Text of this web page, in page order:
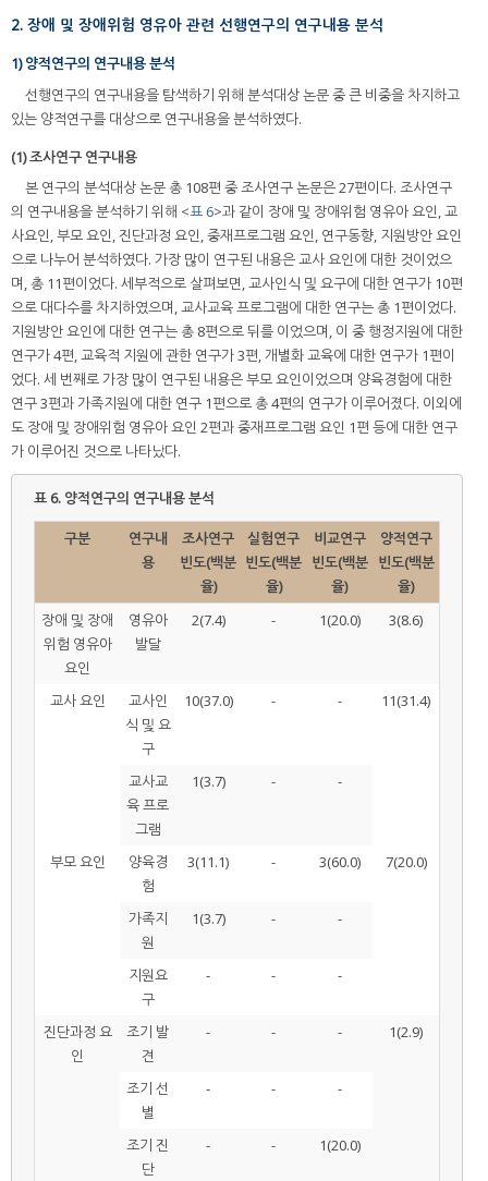
2. 장애 및 장애위험 영유아 관련 선행연구의 연구내용 분석
1) 양적연구의 연구내용 분석
선행연구의 연구내용을 탐색하기 위해 분석대상 논문 중 큰 비중을 차지하고
있는 양적연구를 대상으로 연구내용을 분석하였다.
(1) 조사연구 연구내용
본 연구의 분석대상 논문 총 108편 중 조사연구 논문은 27편이다. 조사연구
의 연구내용을 분석하기 위해 <표 6>과 같이 장애 및 장애위험 영유아 요인, 교
사요인, 부모 요인, 진단과정 요인, 중재프로그램 요인, 연구동향, 지원방안 요인
으로 나누어 분석하였다. 가장 많이 연구된 내용은 교사 요인에 대한 것이었으
며, 총 11편이었다. 세부적으로 살펴보면, 교사인식 및 요구에 대한 연구가 10편
으로 대다수를 차지하였으며, 교사교육 프로그램에 대한 연구는 총 1편이었다.
지원방안 요인에 대한 연구는 총 8편으로 뒤를 이었으며, 이 중 행정지원에 대한
연구가 4편, 교육적 지원에 관한 연구가 3편, 개별화 교육에 대한 연구가 1편이
었다. 세 번째로 가장 많이 연구된 내용은 부모 요인이었으며 양육경험에 대한
연구 3편과 가족지원에 대한 연구 1편으로 총 4편의 연구가 이루어졌다. 이외에
도 장애 및 장애위험 영유아 요인 2편과 중재프로그램 요인 1편 등에 대한 연구
가 이루어진 것으로 나타났다.
표 6. 양적연구의 연구내용 분석
구분
연구내
용
조사연구
빈도(백분
율)
실험연구
빈도(백분
율)
비교연구
빈도(백분
율)
양적연구
빈도(백분
율)
장애 및 장애
위험 영유아
요인
영유아
발달
2(7.4) - 1(20.0) 3(8.6)
교사 요인
교사인
식 및 요
구
10(37.0) - - 11(31.4)
교사교
육 프로
그램
1(3.7) - -
부모 요인
양육경
험
3(11.1) - 3(60.0) 7(20.0)
가족지
원
1(3.7) - -
지원요
구
- - -
진단과정 요
인
조기 발
견
- - - 1(2.9)
조기 선
별
- - -
조기 진
단
- - 1(20.0)